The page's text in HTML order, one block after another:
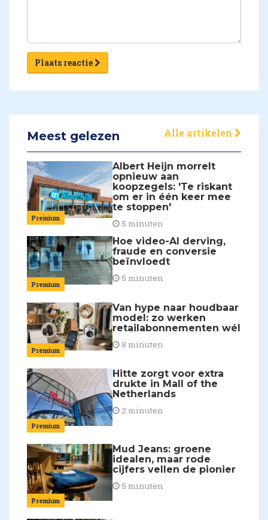
Plaats reactie
Meest gelezen Alle artikelen
Premium
Albert Heijn morrelt
opnieuw aan
koopzegels: 'Te riskant
om er in één keer mee
te stoppen'
5 minuten
Premium
Hoe video-AI derving,
fraude en conversie
beïnvloedt
5 minuten
Premium
Van hype naar houdbaar
model: zo werken
retailabonnementen wél
8 minuten
Premium
Hitte zorgt voor extra
drukte in Mall of the
Netherlands
2 minuten
Premium
Mud Jeans: groene
idealen, maar rode
cijfers vellen de pionier
5 minuten